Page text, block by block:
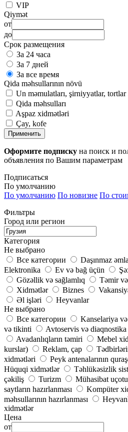
VIP
Qiymət
от
до
Срок размещения
За 24 часа
За 7 дней
За все время
Qida məhsullarının növü
Un məmulatları, şirniyyatlar, tortlar
Qida məhsulları
Aşpaz xidmətləri
Çay, kofe
Применить
Оформите подписку на поиск и
объявления по Вашим параметрам
Подписаться
По умолчанию
По умолчанию По новизне По
Фильтры
Город или регион
Категория
Не выбрано
Все категории
Daşınmaz
Elektronika
Ev və bağ üçün
Gözəllik və sağlamlıq
Təmir
Xidmətlər
Biznes
Əl işləri
Heyvanlar
Не выбрано
Все категории
Kanselariya
və tikinti
Avtoservis və diaqnostika
Avadanlıqların təmiri
Mebel
kurslar)
Reklam, çap
xidmətləri
Peyk antenalarının
Hüquqi xidmətlər
Təhlükəsizlik
çəkiliş
Turizm Mühasibat uçotu
saytların hazırlanması
Kompüter
məhsullarının hazırlanması
xidmətlər
Цена
от